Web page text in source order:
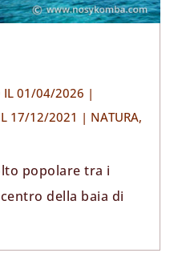
IL 01/04/2026 |
17/12/2021 | NATURA,
popolare tra i
della baia di